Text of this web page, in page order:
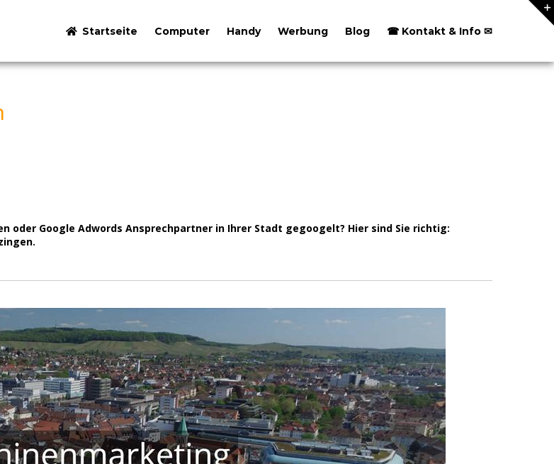
Startseite Computer Handy Werbung Blog ☎ Kontakt & Info ✉
oder Google Adwords Ansprechpartner in Ihrer Stadt gegoogelt? Hier sind Sie richtig: